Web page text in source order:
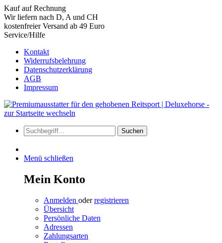
Kauf auf Rechnung
Wir liefern nach D, A und CH
kostenfreier Versand ab 49 Euro
Service/Hilfe
Kontakt
Widerrufsbelehrung
Datenschutzerklärung
AGB
Impressum
Suchen
Menü schließen
Mein Konto
Anmelden oderregistrieren
Übersicht
Persönliche Daten
Adressen
Zahlungsarten